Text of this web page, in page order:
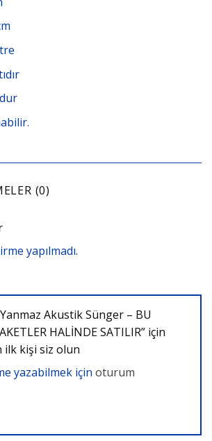
(0)
yapılmadı.
Akustik Sünger – BU
HALİNDE SATILIR” için
ilk kişi siz olun
yazabilmek için oturum